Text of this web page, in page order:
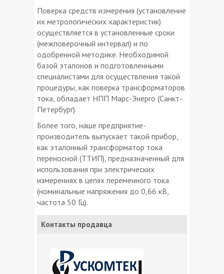
Поверка средств измерения (установление
их метрологических характеристик)
осуществляется в установленные сроки
(межповерочный интервал) и по
одобренной методике. Необходимой
базой эталонов и подготовленными
специалистами для осуществления такой
процедуры, как поверка трансформаторов
тока, обладает НПП Марс-Энерго (Санкт-
Петербург).
Более того, наше предприятие-
производитель выпускает такой прибор,
как эталонный трансформатор тока
переносной (ТТИП), предназначенный для
использования при электрических
измерениях в цепях переменного тока
(номинальные напряжения до 0,66 кВ,
частота 50 Гц).
Контакты продавца